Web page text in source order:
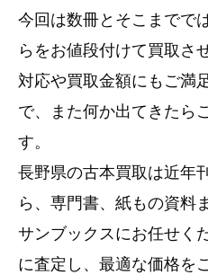
今回は数冊とそこまでで
らをお値段付けて買取さ
対応や買取金額にもご満
で、また何か出てきたら
す。
長野県の古本買取は近年
ら、専門書、紙もの資料
サンブックスにお任せく
に査定し、最適な価格を